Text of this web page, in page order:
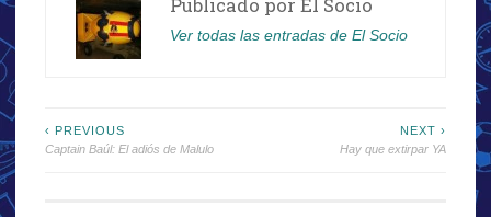
Ver todas las entradas de El Socio
Navegación
‹ PREVIOUS
Captain Baúl: El adiós de Malulo
NEXT ›
Hay que extirpar YA